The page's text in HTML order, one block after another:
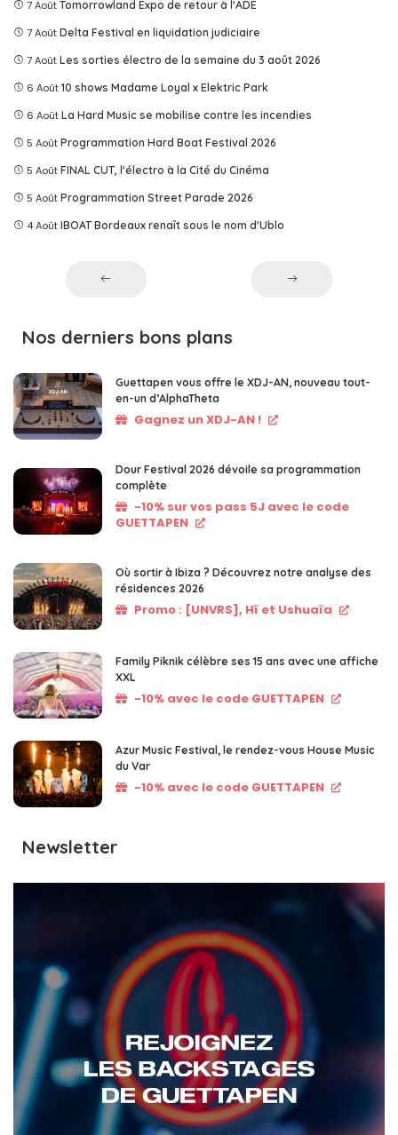
7 Août Tomorrowland Expo de retour à l'ADE
7 Août Delta Festival en liquidation judiciaire
7 Août Les sorties électro de la semaine du 3 août 2026
6 Août 10 shows Madame Loyal x Elektric Park
6 Août La Hard Music se mobilise contre les incendies
5 Août Programmation Hard Boat Festival 2026
5 Août FINAL CUT, l'électro à la Cité du Cinéma
5 Août Programmation Street Parade 2026
4 Août IBOAT Bordeaux renaît sous le nom d'Ublo
Nos derniers bons plans
Guettapen vous offre le XDJ-AN, nouveau tout-
en-un d’AlphaTheta
Gagnez un XDJ-AN !
Dour Festival 2026 dévoile sa programmation
complète
-10% sur vos pass 5J avec le code
GUETTAPEN
Où sortir à Ibiza ? Découvrez notre analyse des
résidences 2026
Promo : [UNVRS], Hï et Ushuaïa
Family Piknik célèbre ses 15 ans avec une affiche
XXL
-10% avec le code GUETTAPEN
Azur Music Festival, le rendez-vous House Music
du Var
-10% avec le code GUETTAPEN
Newsletter